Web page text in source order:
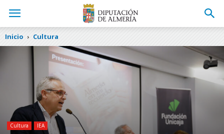
Inicio Cultura
Cultura IEA